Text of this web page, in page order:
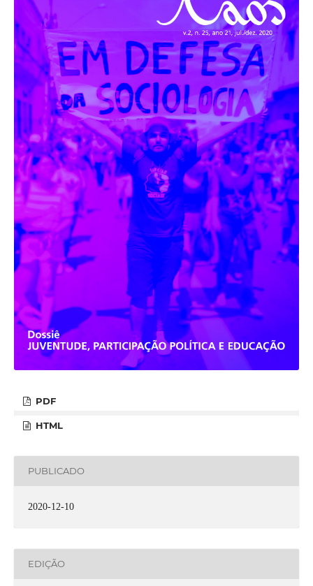
PDF
HTML
PUBLICADO
2020-12-10
EDIÇÃO